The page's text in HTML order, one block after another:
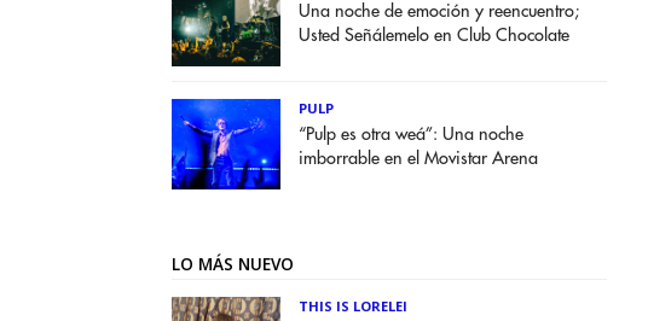
Una noche de emoción y reencuentro;
Usted Señálemelo en Club Chocolate
PULP
“Pulp es otra weá”: Una noche
imborrable en el Movistar Arena
LO MÁS NUEVO
THIS IS LORELEI